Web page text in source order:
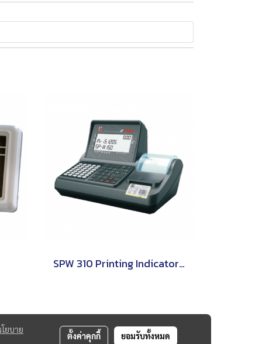
SPW 310 Printing Indicator (Weighing Indicator) PRIS
ยบาย
ตั้งค่าคุกกี้ ยอมรับทั้งหมด